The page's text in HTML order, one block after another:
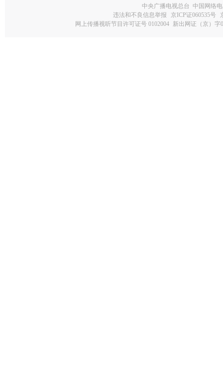
中央广播电视总台 中国网络
违法和不良信息举报
京ICP证060535号
网上传播视听节目许可证号 0102004 新出网证（京）